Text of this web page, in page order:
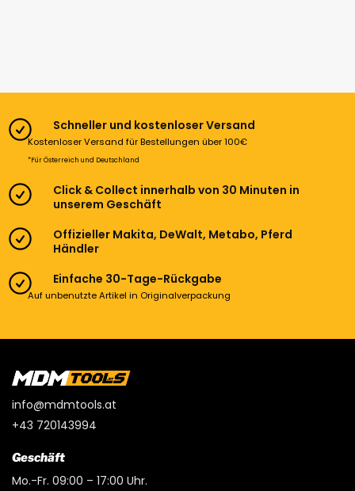
Schneller und kostenloser Versand
Kostenloser Versand für Bestellungen über 100€
*Für Österreich und Deutschland
Click & Collect innerhalb von 30 Minuten in
unserem Geschäft
Offizieller Makita, DeWalt, Metabo, Pferd
Händler
Einfache 30-Tage-Rückgabe
Auf unbenutzte Artikel in Originalverpackung
info@mdmtools.at
+43 720143994
Geschäft
Mo.-Fr. 09:00 – 17:00 Uhr.